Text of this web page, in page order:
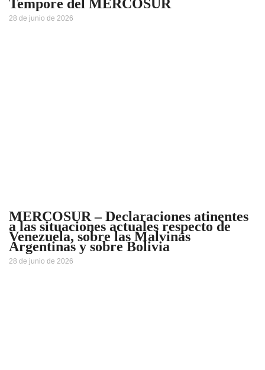
Tempore del MERCOSUR
28 de junio de 2026
MERCOSUR – Declaraciones atinentes
a las situaciones actuales respecto de
Venezuela, sobre las Malvinas
Argentinas y sobre Bolivia
28 de junio de 2026